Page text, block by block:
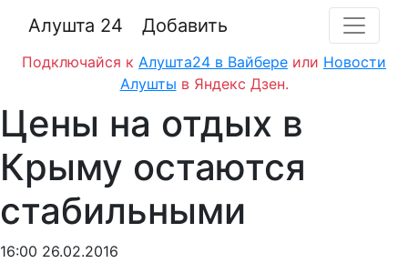
Алушта 24 Добавить
Подключайся к Алушта24 в Вайбере или Новости
Алушты в Яндекс Дзен.
Цены на отдых в
Крыму остаются
стабильными
16:00 26.02.2016